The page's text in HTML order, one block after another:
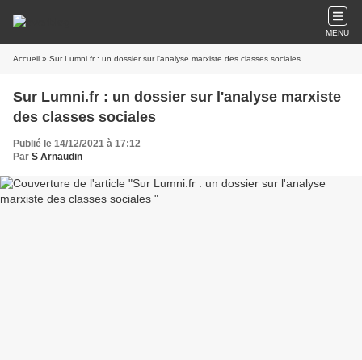
MENU
Accueil » Sur Lumni.fr : un dossier sur l'analyse marxiste des classes sociales
Sur Lumni.fr : un dossier sur l'analyse marxiste
des classes sociales
Publié le 14/12/2021 à 17:12
Par S Arnaudin